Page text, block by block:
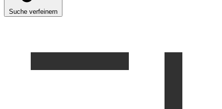
Suche verfeinern